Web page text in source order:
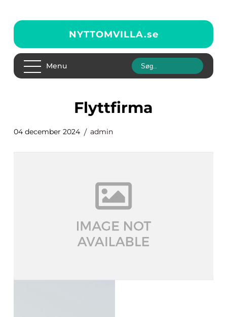
NYTTOMVILLA.se
Menu
flyttfirma
04 december 2024 admin